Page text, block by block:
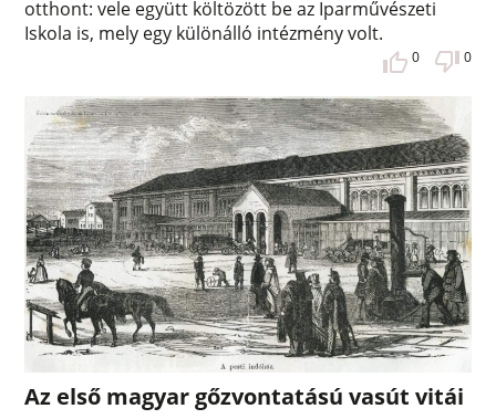
otthont: vele együtt költözött be az Iparművészeti
Iskola is, mely egy különálló intézmény volt.
0 0
Az első magyar gőzvontatású vasút vitái